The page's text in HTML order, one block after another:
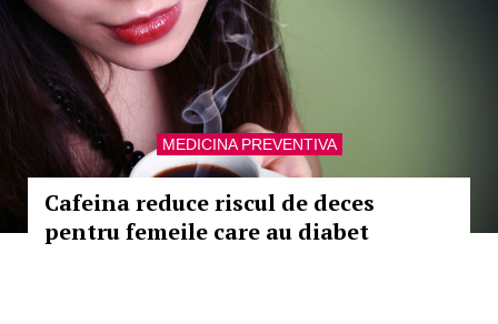
MEDICINA PREVENTIVA
Cafeina reduce riscul de deces
pentru femeile care au diabet